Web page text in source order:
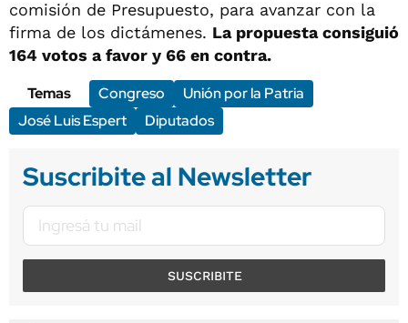
comisión de Presupuesto, para avanzar con la
firma de los dictámenes. La propuesta consiguió
164 votos a favor y 66 en contra.
Temas
Congreso
Unión por la Patria
José Luis Espert
Diputados
Suscribite al Newsletter
SUSCRIBITE